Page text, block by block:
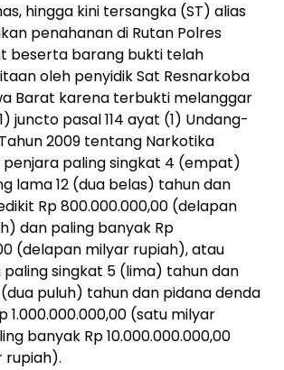
hingga kini tersangka (ST) alias
penahanan di Rutan Polres
beserta barang bukti telah
oleh penyidik Sat Resnarkoba
Barat karena terbukti melanggar
juncto pasal 114 ayat (1) Undang-
2009 tentang Narkotika
paling singkat 4 (empat)
lama 12 (dua belas) tahun dan
Rp 800.000.000,00 (delapan
dan paling banyak Rp
(delapan milyar rupiah), atau
singkat 5 (lima) tahun dan
puluh) tahun dan pidana denda
1.000.000.000,00 (satu milyar
banyak Rp 10.000.000.000,00
rupiah).